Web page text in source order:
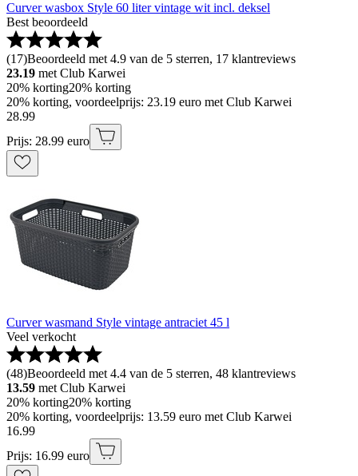
Curver wasbox Style 60 liter vintage wit incl. deksel
Best beoordeeld
(17)Beoordeeld met 4.9 van de 5 sterren, 17 klantreviews
23.19 met Club Karwei
20% korting20% korting
20% korting, voordeelprijs: 23.19 euro met Club Karwei
28.99
Prijs: 28.99 euro
Curver wasmand Style vintage antraciet 45 l
Veel verkocht
(48)Beoordeeld met 4.4 van de 5 sterren, 48 klantreviews
13.59 met Club Karwei
20% korting20% korting
20% korting, voordeelprijs: 13.59 euro met Club Karwei
16.99
Prijs: 16.99 euro